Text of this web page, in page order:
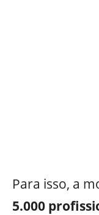
Para isso, a
5.000